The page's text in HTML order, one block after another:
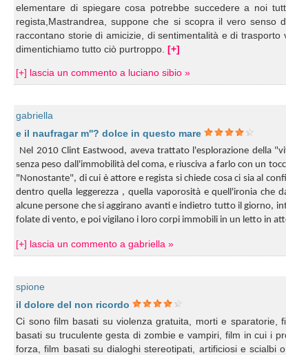
elementare di spiegare cosa potrebbe succedere a noi
regista,Mastrandrea, suppone che si scopra il vero
raccontano storie di amicizie, di sentimentalità e di
dimentichiamo tutto ciò purtroppo.[+]
[+] lascia un commento a luciano sibio »
gabriella
e il naufragar m''? dolce in questo mare
Nel 2010 Clint Eastwood, aveva trattato l'esplorazione della
senza peso dall'immobilità del coma, e riusciva a farlo con un
"Nonostante", di cui è attore e regista si chiede cosa ci sia al
dentro quella leggerezza , quella vaporosità e quell'ironia che
alcune persone che si aggirano avanti e indietro tutto il giorno,
folate di vento, e poi vigilano i loro corpi immobili in un letto in
[+] lascia un commento a gabriella »
spione
il dolore del non ricordo
Ci sono film basati su violenza gratuita, morti e sparatorie,
basati su truculente gesta di zombie e vampiri, film in cui i
forza, film basati su dialoghi stereotipati, artificiosi e